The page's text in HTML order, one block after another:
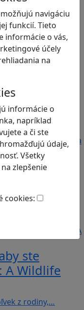
navigáciu
funkcií. Tieto
informácie o vás,
účely
na
informácie o
napríklad
a či ste
údaje,
Všetky
zlepšenie
cookies:
ako sa hrať
a…
ste
A Wildlife
z rodiny,…